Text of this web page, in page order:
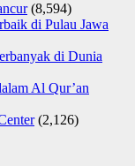
(8,594)
di Pulau Jawa
di Dunia
Al Qur’an
(2,126)